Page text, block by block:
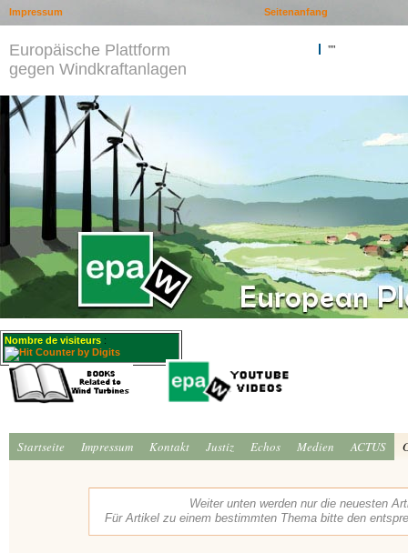
Europäische Plattform
gegen Windkraftanlagen
""
Nombre de visiteurs :
Startseite Impressum Kontakt Justiz Echos Medien ACTUS
Weiter unten werden nur die neuesten
Für Artikel zu einem bestimmten Thema bitte den
Seitenanfang
Impressum